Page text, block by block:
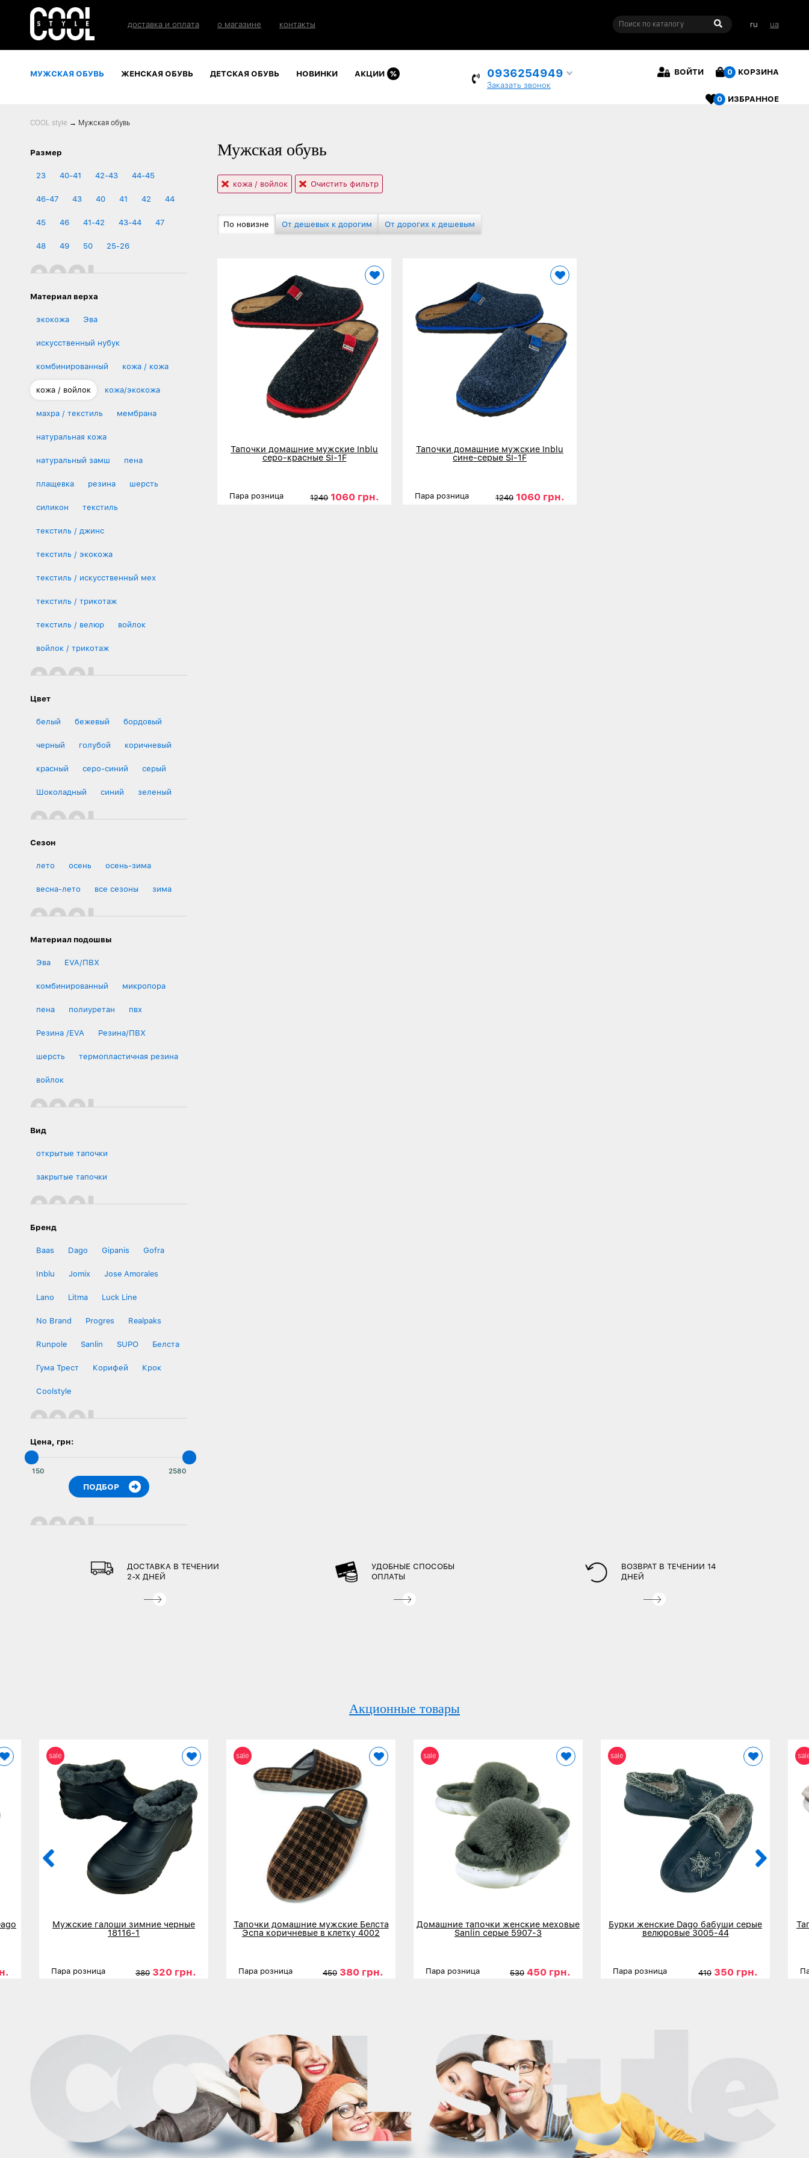
доставка и оплата о магазине контакты ru ua
МУЖСКАЯ ОБУВЬ ЖЕНСКАЯ ОБУВЬ ДЕТСКАЯ ОБУВЬ НОВИНКИ АКЦИИ % 0936254949
Заказать звонок
0 КОРЗИНА
ВОЙТИ
0 ИЗБРАННОЕ
COOL style → Мужская обувь
Размер
23 40-41 42-43 44-45
46-47 43 40 41 42 44
45 46 41-42 43-44 47
48 49 50 25-26
Материал верха
экокожа Эва
искусственный нубук
комбинированный кожа / кожа
кожа / войлок кожа/экокожа
махра / текстиль мембрана
натуральная кожа
натуральный замш пена
плащевка резина шерсть
силикон текстиль
текстиль / джинс
текстиль / экокожа
текстиль / искусственный мех
текстиль / трикотаж
текстиль / велюр войлок
войлок / трикотаж
Цвет
белый бежевый бордовый
черный голубой коричневый
красный серо-синий серый
Шоколадный синий зеленый
Сезон
лето осень осень-зима
весна-лето все сезоны зима
Материал подошвы
Эва EVA/ПВХ
комбинированный микропора
пена полиуретан пвх
Резина /EVA Резина/ПВХ
шерсть термопластичная резина
войлок
Вид
открытые тапочки
закрытые тапочки
Бренд
Baas Dago Gipanis Gofra
Inblu Jomix Jose Amorales
Lano Litma Luck Line
No Brand Progres Realpaks
Runpole Sanlin SUPO Белста
Гума Трест Корифей Крок
Сoolstyle
Цена, грн:
Мужская обувь
кожа / войлок Очистить фильтр
По новизне От дешевых к дорогим От дорогих к дешевым
Тапочки домашние мужские Inblu
серо-красные SI-1F
Пара розница 1240 1060 грн.
Тапочки домашние мужские Inblu
сине-серые SI-1F
Пара розница 1240 1060 грн.
ДОСТАВКА В ТЕЧЕНИИ
2-Х ДНЕЙ
УДОБНЫЕ СПОСОБЫ
ОПЛАТЫ
ВОЗВРАТ В ТЕЧЕНИИ 14
ДНЕЙ
Акционные товары
Мужские галоши зимние черные
18116-1
Пара розница 380 320 грн.
sale
Тапочки домашние мужские Белста
Эспа коричневые в клетку 4002
Пара розница 450 380 грн.
sale
Домашние тапочки женские меховые
Sanlin серые 5907-3
Пара розница 530 450 грн.
sale
Бурки женские Dago бабуши серые
велюровые 3005-44
Пара розница 410 350 грн.
sale